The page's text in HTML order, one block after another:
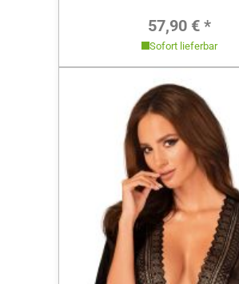
Regulärer
57,90 € *
Sofort lieferbar